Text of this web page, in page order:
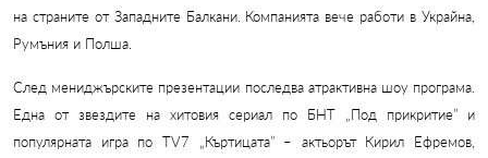
на страните от Западните Балкани. Компанията вече работи в Украйна,
Румъния и Полша.
След мениджърските презентации последва атрактивна шоу програма.
Една от звездите на хитовия сериал по БНТ „Под прикритие” и
популярната игра по TV7 „Къртицата” – актьорът Кирил Ефремов,